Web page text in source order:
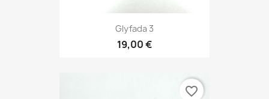
Glyfada 3
19,00 €
favorite_border